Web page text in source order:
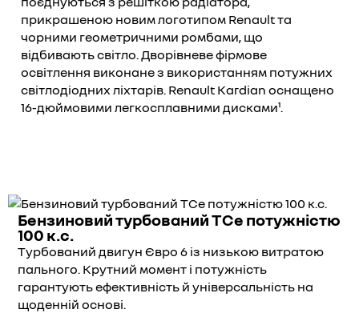
прикрашеною новим логотипом Renault та
чорними геометричними ромбами, що
відбивають світло. Дворівневе фірмове
освітлення виконане з використанням потужних
світлодіодних ліхтарів. Renault Kardian оснащено
16-дюймовими легкосплавними дисками¹.
Бензиновий турбований TCe потужністю
100 к.с.
Турбований двигун Євро 6 із низькою витратою
пального. Крутний момент і потужність
гарантують ефективність й універсальність на
щоденній основі.